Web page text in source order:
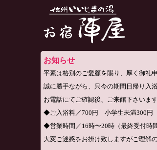
お知らせ
平素は格別のご愛顧を賜り、厚く御礼
誠に勝手ながら、只今の期間日帰り入
お電話にてご確認後、ご来館下さいま
◆ご入浴料／700円 小学生未満300円
◆営業時間／16時〜20時（最終受付時
大変ご迷惑をお掛け致しますがご理解